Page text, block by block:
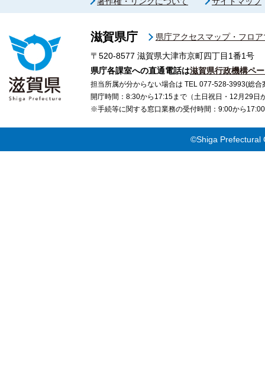
滋賀県庁
県庁アクセスマップ・フロ
〒520-8577 滋賀県大津市京町四丁目1番1号
県庁各課室への直通電話は滋賀県行政機構ペ
担当所属が分からない場合は TEL 077-528-3993(総合
開庁時間：8:30から17:15まで（土日祝日・12月29日
※手続等に関する窓口業務の受付時間：9:00から
©Shiga Prefectural